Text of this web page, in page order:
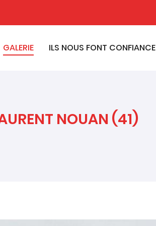
GALERIE ILS NOUS FONT CONFIANCE
NOUAN (41)